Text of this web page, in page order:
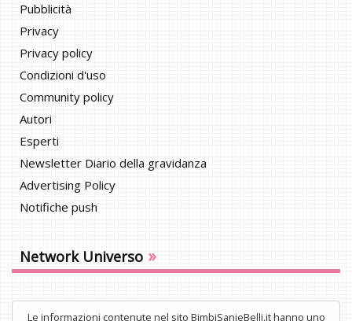
Pubblicità
Privacy
Privacy policy
Condizioni d'uso
Community policy
Autori
Esperti
Newsletter Diario della gravidanza
Advertising Policy
Notifiche push
Network Universo »
Le informazioni contenute nel sito BimbiSanieBelli.it hanno uno